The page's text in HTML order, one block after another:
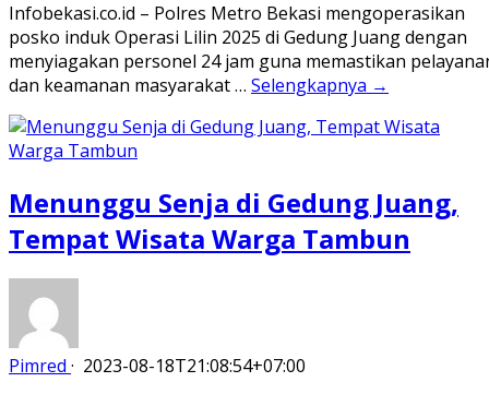
Infobekasi.co.id – Polres Metro Bekasi mengoperasikan
posko induk Operasi Lilin 2025 di Gedung Juang dengan
menyiagakan personel 24 jam guna memastikan
dan keamanan masyarakat … Selengkapnya →
Menunggu Senja di Gedung Juang,
Tempat Wisata Warga Tambun
Pimred · 2023-08-18T21:08:54+07:00